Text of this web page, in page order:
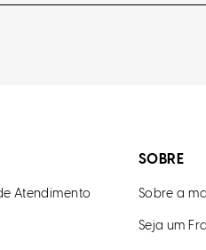
Atendimento
SOBRE
Sobre a
Seja um